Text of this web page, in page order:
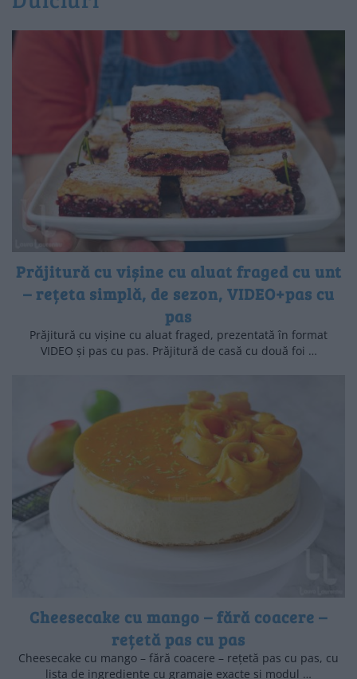
Prăjitură cu vișine cu aluat fraged cu unt
– rețeta simplă, de sezon, VIDEO+pas cu
pas
Prăjitură cu vișine cu aluat fraged, prezentată în format
VIDEO și pas cu pas. Prăjitură de casă cu două foi …
Cheesecake cu mango – fără coacere –
rețetă pas cu pas
Cheesecake cu mango – fără coacere – rețetă pas cu pas, cu
lista de ingrediente cu gramaje exacte și modul …